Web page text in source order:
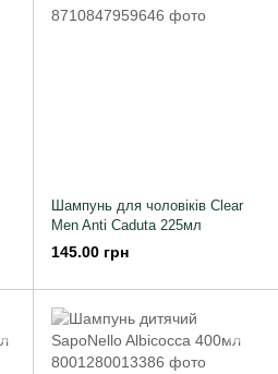
Шампунь для чоловіків Clear
Men Anti Caduta 225мл
145.00 грн